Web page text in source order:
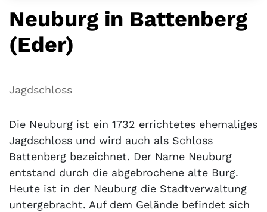
Neuburg in Battenberg
(Eder)
Jagdschloss
Die Neuburg ist ein 1732 errichtetes ehemaliges
Jagdschloss und wird auch als Schloss
Battenberg bezeichnet. Der Name Neuburg
entstand durch die abgebrochene alte Burg.
Heute ist in der Neuburg die Stadtverwaltung
untergebracht. Auf dem Gelände befindet sich